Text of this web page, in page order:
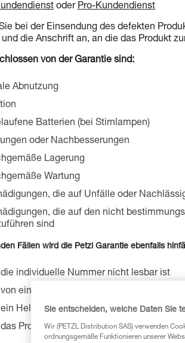
oder Pro-Kundendienst
bei der Einsendung des defekten
die Anschrift an, an die das Produkt
von der Garantie sind:
Abnutzung
Batterien (bei Stirnlampen)
oder Nachbesserungen
Lagerung
Wartung
die auf Unfälle oder
die auf den nicht
sind
Fällen wird die Petzl Garantie ebenfalls
individuelle Nummer nicht lesbar ist
einem Gurt ein Etikett entfernt wurde
Helm mit einem Filzstift beschriftet
Produkt von einer dritten Person
Sie entscheiden, welche Daten Sie
Wir (PETZL Distribution SAS) verwenden
ordnungsgemäße Funktionieren unserer